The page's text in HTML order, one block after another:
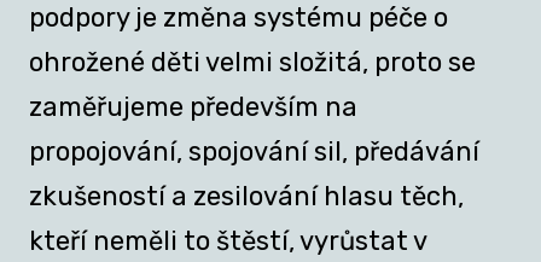
podpory je změna systému péče o
ohrožené děti velmi složitá, proto se
zaměřujeme především na
propojování, spojování sil, předávání
zkušeností a zesilování hlasu těch,
kteří neměli to štěstí, vyrůstat v